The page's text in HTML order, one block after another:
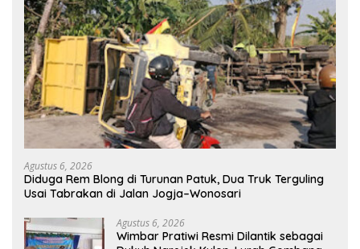
Agustus 6, 2026
Diduga Rem Blong di Turunan Patuk, Dua Truk Terguling
Usai Tabrakan di Jalan Jogja–Wonosari
Agustus 6, 2026
Wimbar Pratiwi Resmi Dilantik sebagai